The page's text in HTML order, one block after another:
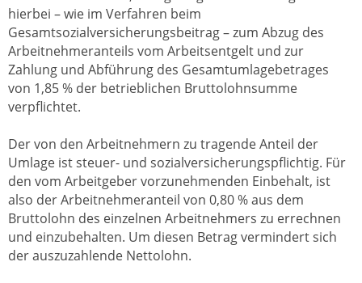
hierbei – wie im Verfahren beim
Gesamtsozialversicherungsbeitrag – zum Abzug des
Arbeitnehmeranteils vom Arbeitsentgelt und zur
Zahlung und Abführung des Gesamtumlagebetrages
von 1,85 % der betrieblichen Bruttolohnsumme
verpflichtet.
Der von den Arbeitnehmern zu tragende Anteil der
Umlage ist steuer- und sozialversicherungspflichtig. Für
den vom Arbeitgeber vorzunehmenden Einbehalt, ist
also der Arbeitnehmeranteil von 0,80 % aus dem
Bruttolohn des einzelnen Arbeitnehmers zu errechnen
und einzubehalten. Um diesen Betrag vermindert sich
der auszuzahlende Nettolohn.